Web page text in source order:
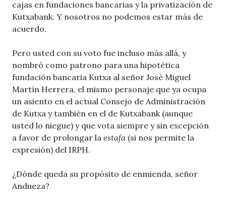
cajas en fundaciones bancarias y la privatización de
Kutxabank. Y nosotros no podemos estar más de
acuerdo.
Pero usted con su voto fue incluso más allá, y
nombró como patrono para una hipotética
fundación bancaria Kutxa al señor José Miguel
Martín Herrera, el mismo personaje que ya ocupa
un asiento en el actual Consejo de Administración
de Kutxa y también en el de Kutxabank (aunque
usted lo niegue) y que vota siempre y sin excepción
a favor de prolongar la estafa (si nos permite la
expresión) del IRPH.
¿Dónde queda su propósito de enmienda, señor
Andueza?